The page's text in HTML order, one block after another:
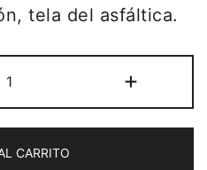
tela del asfáltica.
+
CARRITO